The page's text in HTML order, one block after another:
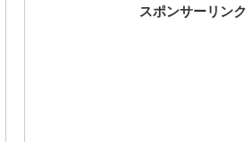
スポンサーリンク